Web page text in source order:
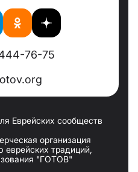
76-75
Еврейских сообществ
организация
еврейских традиций,
"ГОТОВ"